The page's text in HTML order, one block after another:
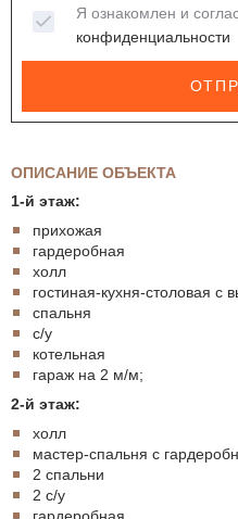
ОПИСАНИЕ ОБЪЕКТА
1-й этаж:
прихожая
гардеробная
холл
гостиная-кухня-столовая с
спальня
с/у
котельная
гараж на 2 м/м;
2-й этаж:
холл
мастер-спальня с
2 спальни
2 с/у
Я ознакомлен и
конфиденциальности